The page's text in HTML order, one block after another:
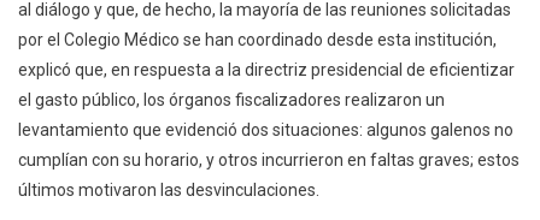
al diálogo y que, de hecho, la mayoría de las reuniones solicitadas
por el Colegio Médico se han coordinado desde esta institución,
explicó que, en respuesta a la directriz presidencial de eficientizar
el gasto público, los órganos fiscalizadores realizaron un
levantamiento que evidenció dos situaciones: algunos galenos no
cumplían con su horario, y otros incurrieron en faltas graves; estos
últimos motivaron las desvinculaciones.